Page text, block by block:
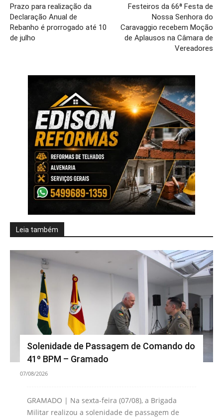
Prazo para realização da
Declaração Anual de
Rebanho é prorrogado até 10
de julho
Festeiros da 66ª Festa de
Nossa Senhora do
Caravaggio recebem Moção
de Aplausos na Câmara de
Vereadores
Leia também
Solenidade de Passagem de Comando do
41º BPM – Gramado
07/08/2026
GRAMADO | Na sexta-feira (07/08), a Brigada
Militar realizou a solenidade de passagem de